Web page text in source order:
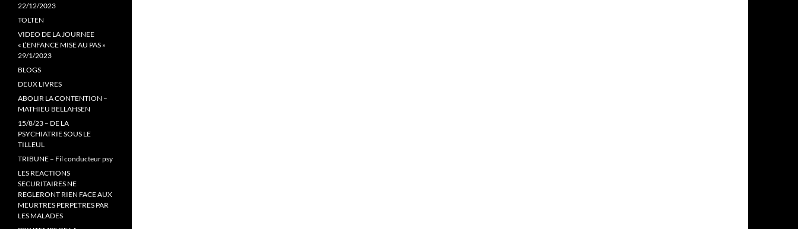
22/12/2023
TOLTEN
VIDEO DE LA JOURNEE
« L’ENFANCE MISE AU PAS »
29/1/2023
BLOGS
DEUX LIVRES
ABOLIR LA CONTENTION –
MATHIEU BELLAHSEN
15/8/23 – DE LA
PSYCHIATRIE SOUS LE
TILLEUL
TRIBUNE – Fil conducteur psy
LES REACTIONS
SECURITAIRES NE
REGLERONT RIEN FACE AUX
MEURTRES PERPETRES PAR
LES MALADES